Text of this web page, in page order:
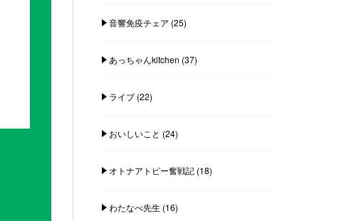
音響免疫チェア (25)
あっちゃんkitchen (37)
ライブ(22)
おいしいこと (24)
オトナアトピー奮戦記(18)
わたなべ先生 (16)